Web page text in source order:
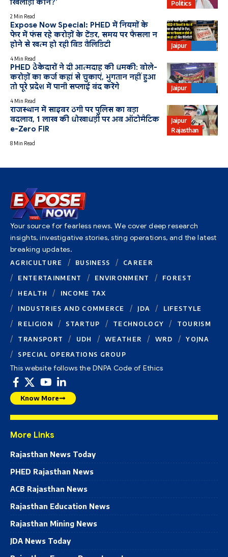
Politics
2 Min Read
Jaipur
Expose Now Special: PHED में नियमों के
फेर में फंस रहे करोड़ों के टेंडर, समय पर फैसला न
होने से खत्म हो रही बिड वैलिडिटी
4 Min Read
Jaipur
PHED ठेकेदारों ने दी आत्मदाह की धमकी: बोले-
करोड़ों का कर्ज कहां से चुकाएं, भुगतान नहीं हुआ
तो पूरे प्रदेश में पानी सप्लाई बंद करेंगे
4 Min Read
Jaipur
Rajasthan
राजस्थान में साइबर ठगी पर पुलिस का बड़ा
बदलाव, 1 लाख की धोखाधड़ी पर अब ऑटोमैटिक
e-Zero FIR
8 Min Read
Your source for fearless news. We cover deep research
insights, investigative stories, sting operations, and the latest
breaking updates.
AGRICULTURE BUSINESS
CAREER
ENTERTAINMENT
ENVIRONMENT
FOREST
HEALTH
INCOME TAX
INDUSTRIES AND COMMERCE
JDA
LIFESTYLE
RELIGION
STARTUP TECHNOLOGY
TOURISM
TRANSPORT
UDH WEATHER WRD
YOJNA
SPECIAL OPERATIONS GROUP
This website follows the DNPA Code of Ethics
Know More
More Links
Rajasthan News Today
PHED Rajasthan News
ACB Rajasthan News
Rajasthan Education News
Rajasthan Mining News
JDA News Today